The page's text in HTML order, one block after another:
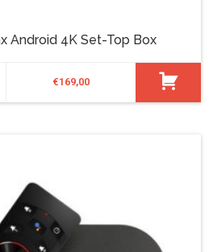
Android 4K Set-Top Box
€169,00